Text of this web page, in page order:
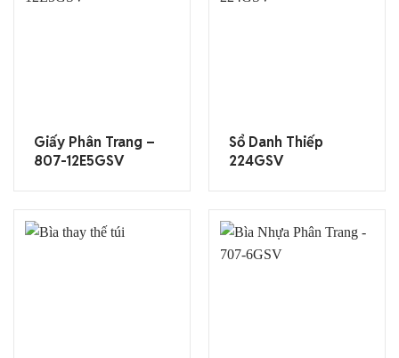
Giấy Phân Trang –
807-12E5GSV
Sổ Danh Thiếp
224GSV